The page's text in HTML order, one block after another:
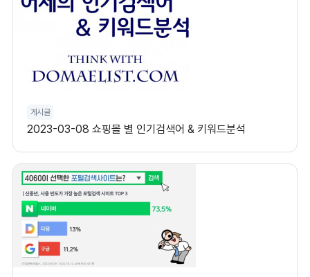
게시글
2023-03-08 쇼핑몰 별 인기검색어 & 키워드분석